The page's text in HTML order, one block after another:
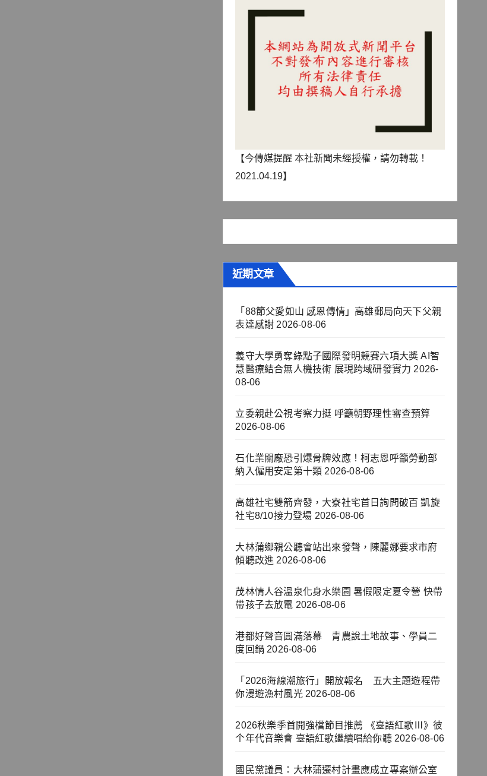
【今傳媒提醒 本社新聞未經授權，請勿轉載！
2021.04.19】
近期文章
「88節父愛如山 感恩傳情」高雄郵局向天下父親
表達感謝 2026-08-06
義守大學勇奪綠點子國際發明競賽六項大獎 AI智
慧醫療結合無人機技術 展現跨域研發實力 2026-
08-06
立委親赴公視考察力挺 呼籲朝野理性審查預算
2026-08-06
石化業關廠恐引爆骨牌效應！柯志恩呼籲勞動部
納入僱用安定第十類 2026-08-06
高雄社宅雙箭齊發，大寮社宅首日詢問破百 凱旋
社宅8/10接力登場 2026-08-06
大林蒲鄉親公聽會站出來發聲，陳麗娜要求市府
傾聽改進 2026-08-06
茂林情人谷溫泉化身水樂園 暑假限定夏令營 快帶
帶孩子去放電 2026-08-06
港都好聲音圓滿落幕 青農說土地故事、學員二
度回鍋 2026-08-06
「2026海線潮旅行」開放報名 五大主題遊程帶
你漫遊漁村風光 2026-08-06
2026秋樂季首開強檔節目推薦 《臺語紅歌Ⅲ》彼
个年代音樂會 臺語紅歌繼續唱給你聽 2026-08-06
國民黨議員：大林蒲遷村計畫應成立專案辦公室